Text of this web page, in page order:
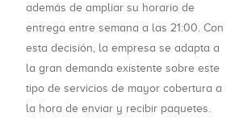
además de ampliar su horario de
entrega entre semana a las 21:00. Con
esta decisión, la empresa se adapta a
la gran demanda existente sobre este
tipo de servicios de mayor cobertura a
la hora de enviar y recibir paquetes.